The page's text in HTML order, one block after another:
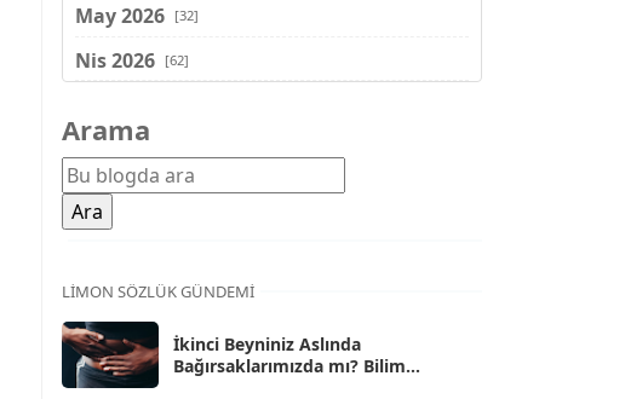
May 2026 [32]
Nis 2026 [62]
Şub 2026
Oca 2026 [72]
Ara 2025
Kas 2025
Eki 2025
Eyl 2025 [56]
Arama
LIMON SÖZLÜK GÜNDEMI
İkinci Beyniniz Aslında
Bağırsaklarımızda mı? Bilim